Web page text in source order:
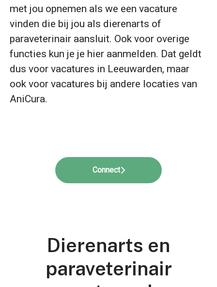
met jou opnemen als we een vacature
vinden die bij jou als dierenarts of
paraveterinair aansluit. Ook voor overige
functies kun je je hier aanmelden. Dat geldt
dus voor vacatures in Leeuwarden, maar
ook voor vacatures bij andere locaties van
AniCura.
Connect
Dierenarts en
paraveterinair